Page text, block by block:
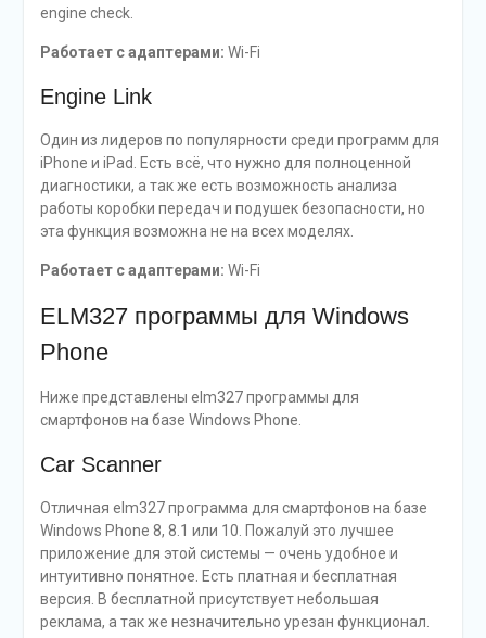
engine check.
Работает с адаптерами: Wi-Fi
Engine Link
Один из лидеров по популярности среди программ для
iPhone и iPad. Есть всё, что нужно для полноценной
диагностики, а так же есть возможность анализа
работы коробки передач и подушек безопасности, но
эта функция возможна не на всех моделях.
Работает с адаптерами: Wi-Fi
ELM327 программы для Windows
Phone
Ниже представлены elm327 программы для
смартфонов на базе Windows Phone.
Car Scanner
Отличная elm327 программа для смартфонов на базе
Windows Phone 8, 8.1 или 10. Пожалуй это лучшее
приложение для этой системы — очень удобное и
интуитивно понятное. Есть платная и бесплатная
версия. В бесплатной присутствует небольшая
реклама, а так же незначительно урезан функционал.